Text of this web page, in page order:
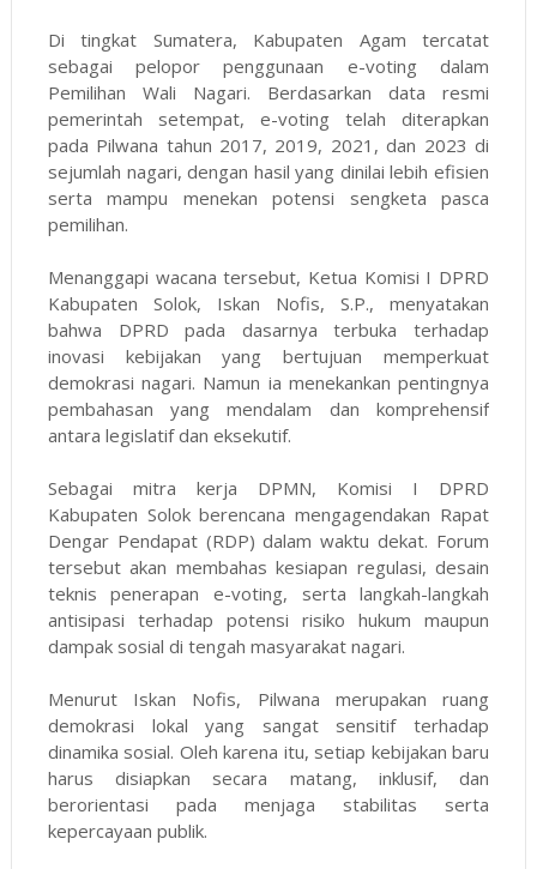
Di tingkat Sumatera, Kabupaten Agam tercatat
sebagai pelopor penggunaan e-voting dalam
Pemilihan Wali Nagari. Berdasarkan data resmi
pemerintah setempat, e-voting telah diterapkan
pada Pilwana tahun 2017, 2019, 2021, dan 2023 di
sejumlah nagari, dengan hasil yang dinilai lebih efisien
serta mampu menekan potensi sengketa pasca
pemilihan.
Menanggapi wacana tersebut, Ketua Komisi I DPRD
Kabupaten Solok, Iskan Nofis, S.P., menyatakan
bahwa DPRD pada dasarnya terbuka terhadap
inovasi kebijakan yang bertujuan memperkuat
demokrasi nagari. Namun ia menekankan pentingnya
pembahasan yang mendalam dan komprehensif
antara legislatif dan eksekutif.
Sebagai mitra kerja DPMN, Komisi I DPRD
Kabupaten Solok berencana mengagendakan Rapat
Dengar Pendapat (RDP) dalam waktu dekat. Forum
tersebut akan membahas kesiapan regulasi, desain
teknis penerapan e-voting, serta langkah-langkah
antisipasi terhadap potensi risiko hukum maupun
dampak sosial di tengah masyarakat nagari.
Menurut Iskan Nofis, Pilwana merupakan ruang
demokrasi lokal yang sangat sensitif terhadap
dinamika sosial. Oleh karena itu, setiap kebijakan baru
harus disiapkan secara matang, inklusif, dan
berorientasi pada menjaga stabilitas serta
kepercayaan publik.